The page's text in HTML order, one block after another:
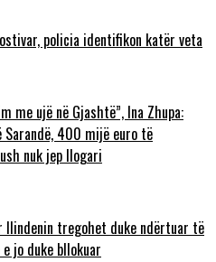
policia identifikon katër veta
me ujë në Gjashtë”, Ina Zhupa:
400 mijë euro të
nuk jep llogari
Ilindenin tregohet duke ndërtuar të
jo duke bllokuar